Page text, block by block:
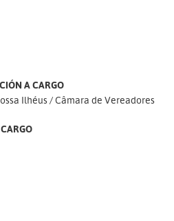
A CARGO
Ilhéus Câmara de Vereadores